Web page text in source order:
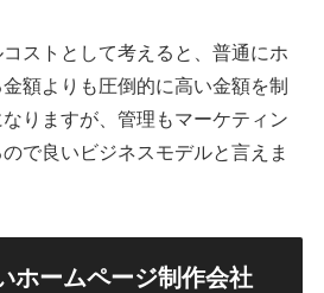
ストとして考えると、普通にホ
額よりも圧倒的に高い金額を制
りますが、管理もマーケティン
で良いビジネスモデルと言えま
ホームページ制作会社